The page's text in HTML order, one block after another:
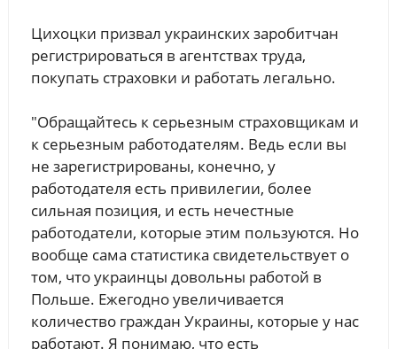
Цихоцки призвал украинских заробитчан
регистрироваться в агентствах труда,
покупать страховки и работать легально.
"Обращайтесь к серьезным страховщикам и
к серьезным работодателям. Ведь если вы
не зарегистрированы, конечно, у
работодателя есть привилегии, более
сильная позиция, и есть нечестные
работодатели, которые этим пользуются. Но
вообще сама статистика свидетельствует о
том, что украинцы довольны работой в
Польше. Ежегодно увеличивается
количество граждан Украины, которые у нас
работают. Я понимаю, что есть